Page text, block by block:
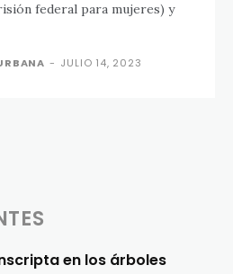
federal para mujeres) y
- JULIO 14, 2023
en los árboles